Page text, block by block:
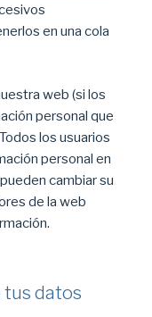
en una cola
web (si los
personal que
los usuarios
personal en
cambiar su
de la web
tus datos